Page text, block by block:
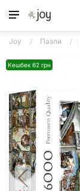
Joy Пазли
Кешбек 62 грн